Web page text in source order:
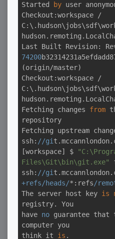
Started by user
Checkout:workspace /
74200
(origin/master)
Checkout:workspace /
Fetching changes from
repository
Fetching upstream
ssh: //gi
[workspace] $
Files\Git\bin\git.exe"
ssh: //gi
+refs/heads/*:refs/
The server host key is
registry. You
have no guarantee that
computer you
think it is .